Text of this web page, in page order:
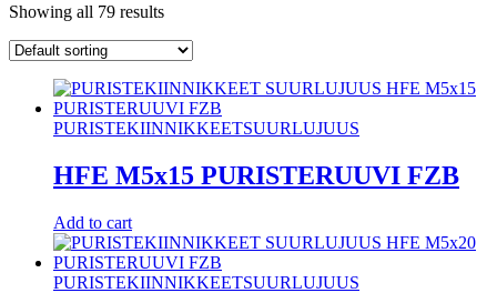
Showing all 79 results
PURISTEKIINNIKKEETSUURLUJUUS
HFE M5x15 PURISTERUUVI FZB
Add to cart
PURISTEKIINNIKKEETSUURLUJUUS